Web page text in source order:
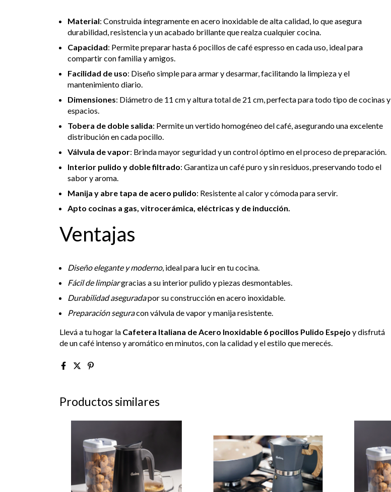
Material: Construida íntegramente en acero inoxidable de alta calidad, lo que asegura
durabilidad, resistencia y un acabado brillante que realza cualquier cocina.
Capacidad: Permite preparar hasta 6 pocillos de café espresso en cada uso, ideal para
compartir con familia y amigos.
Facilidad de uso: Diseño simple para armar y desarmar, facilitando la limpieza y el
mantenimiento diario.
Dimensiones: Diámetro de 11 cm y altura total de 21 cm, perfecta para todo tipo de cocinas y
espacios.
Tobera de doble salida: Permite un vertido homogéneo del café, asegurando una excelente
distribución en cada pocillo.
Válvula de vapor: Brinda mayor seguridad y un control óptimo en el proceso de preparación.
Interior pulido y doble filtrado: Garantiza un café puro y sin residuos, preservando todo el
sabor y aroma.
Manija y abre tapa de acero pulido: Resistente al calor y cómoda para servir.
Apto cocinas a gas, vitrocerámica, eléctricas y de inducción.
Ventajas
Diseño elegante y moderno, ideal para lucir en tu cocina.
Fácil de limpiargracias a su interior pulido y piezas desmontables.
Durabilidad aseguradapor su construcción en acero inoxidable.
Preparación seguracon válvula de vapor y manija resistente.
Llevá a tu hogar la Cafetera Italiana de Acero Inoxidable 6 pocillos Pulido Espejo y disfrutá
de un café intenso y aromático en minutos, con la calidad y el estilo que merecés.
Productos similares